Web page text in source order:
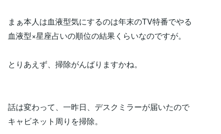
まぁ本人は血液型気にするのは年末のTV特番でやる
血液型×星座占いの順位の結果くらいなのですが。
とりあえず、掃除がんばりますかね。
話は変わって、一昨日、デスクミラーが届いたので
キャビネット周りを掃除。